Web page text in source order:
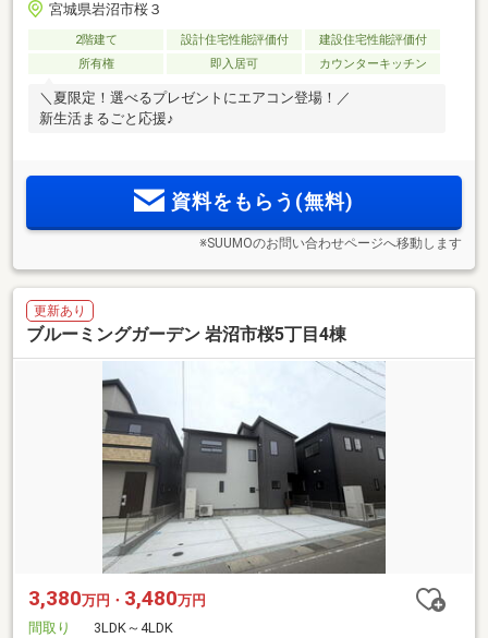
宮城県岩沼市桜３
2階建て 設計住宅性能評価付
建設住宅性能評価付
所有権
即入居可 カウンターキッチン
＼夏限定！選べるプレゼントにエアコン登場！／
新生活まるごと応援♪
資料をもらう(無料)
※SUUMOのお問い合わせページへ移動します
更新あり
ブルーミングガーデン 岩沼市桜5丁目4棟
3,380万円・ 3,480万円
間取り
3LDK～4LDK